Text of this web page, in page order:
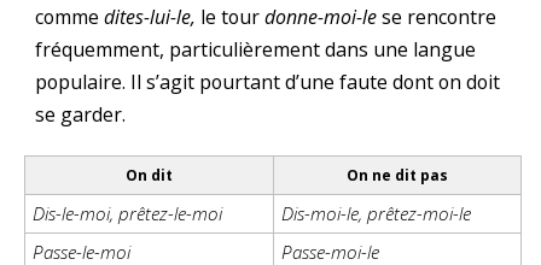
commedites-lui-le, le tourdonne-moi-lese rencontre
fréquemment, particulièrement dans une langue
populaire. Il s’agit pourtant d’une faute dont on doit
se garder.
On dit On ne dit pas
Dis-le-moi, prêtez-le-moi
Dis-moi-le, prêtez-moi-le
Passe-le-moi
Passe-moi-le